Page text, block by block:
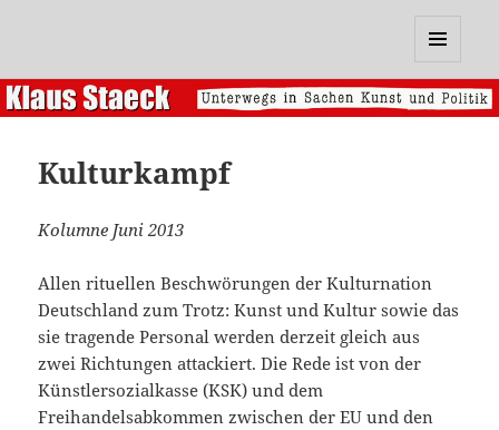
UND
WIDGETS
Kulturkampf
Kolumne Juni 2013
Allen rituellen Beschwörungen der Kulturnation
Deutschland zum Trotz: Kunst und Kultur sowie das
sie tragende Personal werden derzeit gleich aus
zwei Richtungen attackiert. Die Rede ist von der
Künstlersozialkasse (KSK) und dem
Freihandelsabkommen zwischen der EU und den